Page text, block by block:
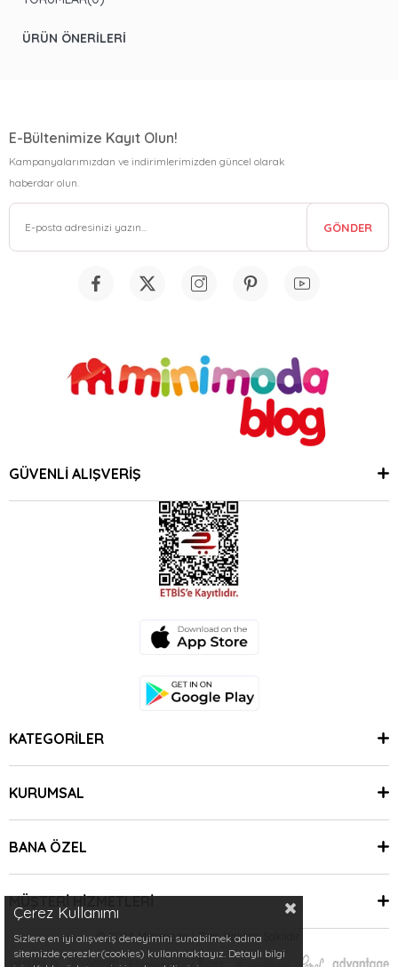
ÜRÜN ÖNERILERI
E-Bültenimize Kayıt Olun!
Kampanyalarımızdan ve indirimlerimizden güncel olarak
haberdar olun.
GÖNDER
GÜVENLİ ALIŞVERİŞ
KATEGORİLER
KURUMSAL
BANA ÖZEL
MÜŞTERİ HİZMETLERİ
© 2024 Minimoda | Tüm Hakları Saklıdır.
Çerez Kullanımı
Sizlere en iyi alışveriş deneyimini sunabilmek adına
sitemizde çerezler(cookies) kullanmaktayız. Detaylı bilgi